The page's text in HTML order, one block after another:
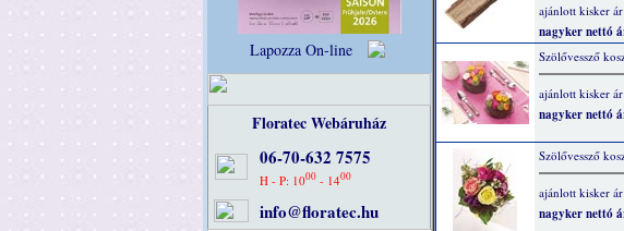
Lapozza On-line
Floratec Webáruház
06-70-632 7575
H - P: 1000 - 1400
info@floratec.hu
ajánlott kisker
nagyker nettó
Szölővessző
ajánlott kisker
nagyker nettó
Szölővessző
ajánlott kisker
nagyker nettó